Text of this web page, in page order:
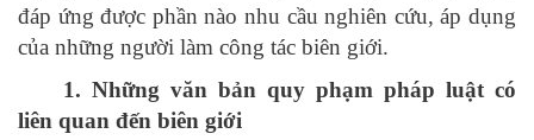
đáp ứng được phần nào nhu cầu nghiên cứu, áp dụng
của những người làm công tác biên giới.
1. Những văn bản quy phạm pháp luật có
liên quan đến biên giới